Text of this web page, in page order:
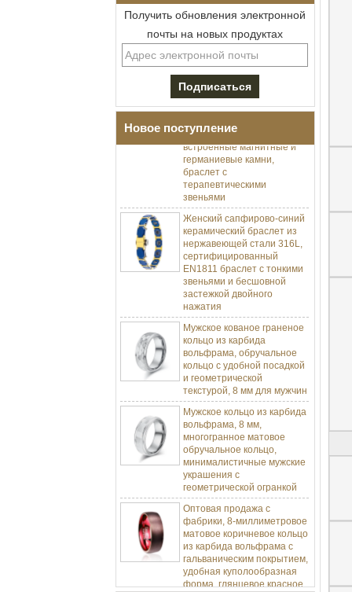
Получить обновления электронной
почты на новых продуктах
Новое поступление
Мужской браслет I-Links из
нержавеющей стали 304 с
черным цирконием,
керамика,
раскладывающаяся
застежка с двойным
встроенные магнитные и
германиевые камни,
браслет с
терапевтическими
звеньями
Женский сапфирово-синий
керамический браслет из
нержавеющей стали 316L,
сертифицированный
EN1811 браслет с тонкими
звеньями и бесшовной
застежкой двойного
нажатия
Мужское кованое граненое
кольцо из карбида
вольфрама, обручальное
кольцо с удобной посадкой
и геометрической
текстурой, 8 мм для мужчин
Мужское кольцо из карбида
вольфрама, 8 мм,
многогранное матовое
обручальное кольцо,
минималистичные мужские
украшения с
геометрической огранкой
Оптовая продажа с
фабрики, 8-миллиметровое
матовое коричневое кольцо
из карбида вольфрама с
гальваническим покрытием,
удобная куполообразная
форма, глянцевое красное
мужское обручальное
Изготовление ювелирных изделий
Процесс-пресс-форма Изготовление и
литье
Позвольте мне разработать мою
карбидное кольцо вольфрама.